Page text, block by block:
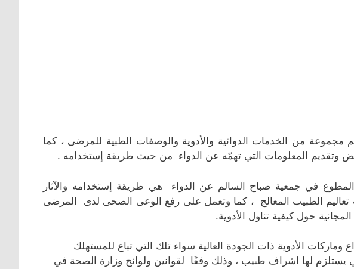
من الخدمات الدوائية والأدوية والوصفات الطبية للمرضى ، كما
وتقديم المعلومات التي تهمّه عن الدواء من حيث طريقة إستخدامه .
في جمعية صباح السالم عن الدواء هي طريقة إستخدامه والآثار
تعاليم الطبيب المعالج ، كما وتعمل على رفع الوعى الصحى لدى المرضى
حول كيفية تناول الأدوية.
الأدوية ذات الجودة العالية سواء تلك التي تباع للمستهلك
يستلزم لها اشراف طبيب ، وذلك وفقًا لقوانين ولوائح وزارة الصحة في